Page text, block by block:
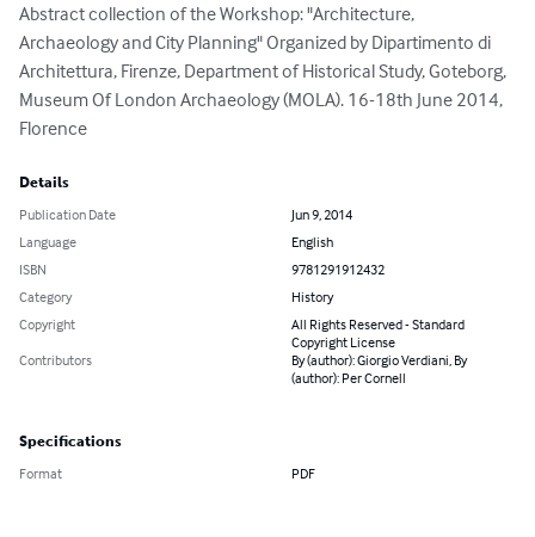
Abstract collection of the Workshop: "Architecture,
Archaeology and City Planning" Organized by Dipartimento di
Architettura, Firenze, Department of Historical Study, Goteborg,
Museum Of London Archaeology (MOLA). 16-18th June 2014,
Florence
Details
Publication Date
Jun 9, 2014
Language
English
ISBN
9781291912432
Category
History
Copyright
All Rights Reserved - Standard
Copyright License
Contributors
By (author): Giorgio Verdiani, By
(author): Per Cornell
Specifications
Format PDF